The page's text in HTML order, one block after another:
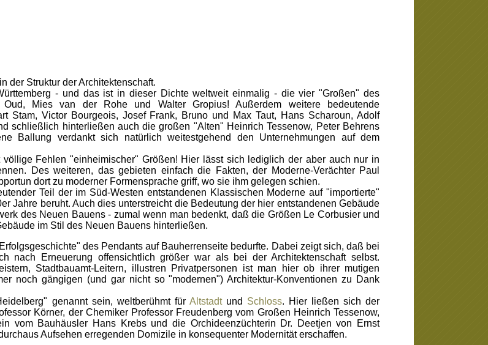
der Struktur der Architektenschaft.
- und das ist in dieser Dichte weltweit einmalig - die vier "Großen" des
Mies van der Rohe und Walter Gropius! Außerdem weitere bedeutende
Stam, Victor Bourgeois, Josef Frank, Bruno und Max Taut, Hans Scharoun, Adolf
schließlich hinterließen auch die großen "Alten" Heinrich Tessenow, Peter Behrens
Ballung verdankt sich natürlich weitestgehend den Unternehmungen auf dem
Fehlen "einheimischer" Größen! Hier lässt sich lediglich der aber auch nur in
Des weiteren, das gebieten einfach die Fakten, der Moderne-Verächter Paul
dort zu moderner Formensprache griff, wo sie ihm gelegen schien.
Teil der im Süd-Westen entstandenen Klassischen Moderne auf "importierte"
Jahre beruht. Auch dies unterstreicht die Bedeutung der hier entstandenen Gebäude
des Neuen Bauens - zumal wenn man bedenkt, daß die Größen Le Corbusier und
im Stil des Neuen Bauens hinterließen.
des Pendants auf Bauherrenseite bedurfte. Dabei zeigt sich, daß bei
nach Erneuerung offensichtlich größer war als bei der Architektenschaft selbst.
Stadtbauamt-Leitern, illustren Privatpersonen ist man hier ob ihrer mutigen
noch gängigen (und gar nicht so "modernen") Architektur-Konventionen zu Dank
genannt sein, weltberühmt für Altstadtund Schloss. Hier ließen sich der
Körner, der Chemiker Professor Freudenberg vom Großen Heinrich Tessenow,
vom Bauhäusler Hans Krebs und die Orchideenzüchterin Dr. Deetjen von Ernst
Aufsehen erregenden Domizile in konsequenter Modernität erschaffen.